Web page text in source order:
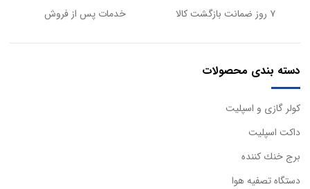
۷ روز ضمانت بازگشت کالا خدمات پس از فروش
دسته بندی محصولات
كولر گازی و اسپليت
داكت اسپليت
برج خنك كننده
دستگاه تصفيه هوا